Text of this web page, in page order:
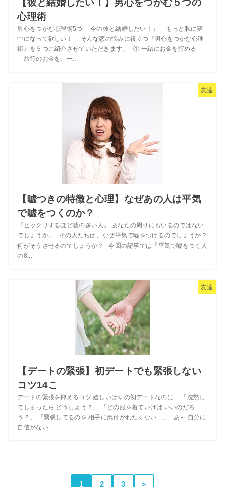
【彼と結婚したい！】男心をつかむ５つの
心理術
男心をつかむ心理術5つ 「今の彼と結婚したい！」 「もっと私に夢
中になって欲しい！」 そんな恋の悩みに役立つ『男心をつかむ心理
術』を５つご紹介させていただきます。 ① 一緒にお金を貯める
「旅行のお金を、一...
友達
【嘘つきの特徴と心理】なぜあの人は平気
で嘘をつくのか？
『ビックリするほど嘘の多い人』 あなたの周りにもいるのではない
でしょうか。 その人たちは、なぜ平気で嘘をつけるのでしょうか？
何がそうさせるのでしょうか？ 今回の記事では『平気で嘘をつく人
の8...
友達
【デートの緊張】初デートでも緊張しない
コツ14こ
デートの緊張を抑えるコツ 嬉しいはずの初デートなのに… 「沈黙し
てしまったら どうしよう？」 「どの服を着ていけば いいのだろ
う？」 「緊張してるのを 相手に気付かれたくない…」 あ～ 自分に
自信がない… ...
1 2 3 ＞